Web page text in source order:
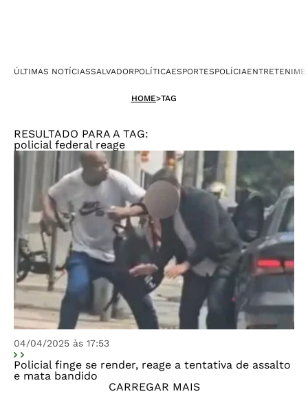
ÚLTIMAS NOTÍCIASSALVADORPOLÍTICAESPORTESPOLÍCIA
HOME>TAG
RESULTADO PARA A TAG:
policial federal reage
04/04/2025 às 17:53
Policial finge se render, reage a tentativa de assalto
e mata bandido
CARREGAR MAIS